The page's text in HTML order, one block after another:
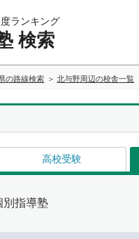
ランキング
検索
の路線検索 北与野周辺の校舎一覧
高校受験
別指導塾